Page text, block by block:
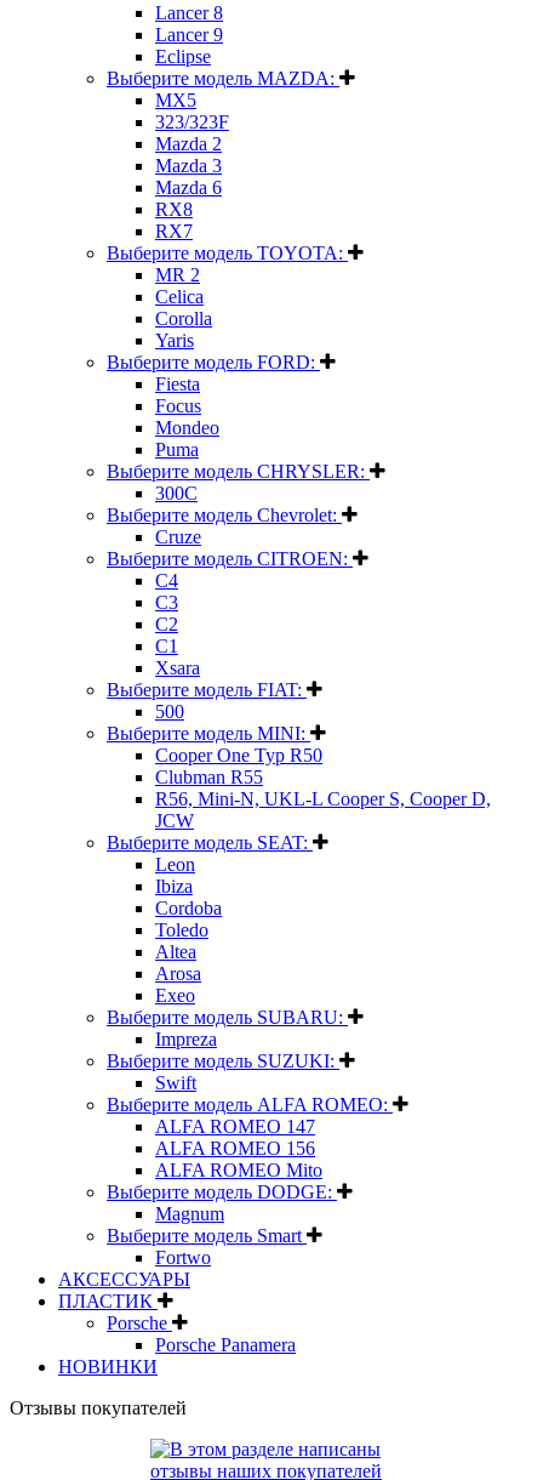
Lancer 8
Lancer 9
Eclipse
Выберите модель MAZDA:
MX5
323/323F
Mazda 2
Mazda 3
Mazda 6
RX8
RX7
Выберите модель TOYOTA:
MR 2
Celica
Corolla
Yaris
Выберите модель FORD:
Fiesta
Focus
Mondeo
Puma
Выберите модель CHRYSLER:
300C
Выберите модель Chevrolet:
Cruze
Выберите модель CITROEN:
C4
C3
C2
C1
Xsara
Выберите модель FIAT:
500
Выберите модель MINI:
Cooper One Typ R50
Clubman R55
R56, Mini-N, UKL-L Cooper S, Cooper D,
JCW
Выберите модель SEAT:
Leon
Ibiza
Cordoba
Toledo
Altea
Arosa
Exeo
Выберите модель SUBARU:
Impreza
Выберите модель SUZUKI:
Swift
Выберите модель ALFA ROMEO:
ALFA ROMEO 147
ALFA ROMEO 156
ALFA ROMEO Mito
Выберите модель DODGE:
Magnum
Выберите модель Smart
Fortwo
АКСЕССУАРЫ
ПЛАСТИК
Porsche
Porsche Panamera
НОВИНКИ
Отзывы покупателей